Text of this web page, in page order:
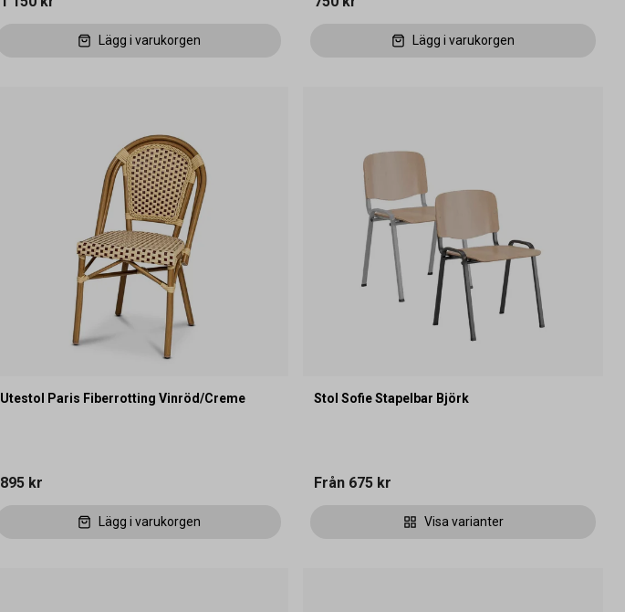
Lägg i varukorgen Lägg i varukorgen
Utestol Paris Fiberrotting Vinröd/Creme
895 kr
Lägg i varukorgen
Stol Sofie Stapelbar Björk
Från 675 kr
Visa varianter